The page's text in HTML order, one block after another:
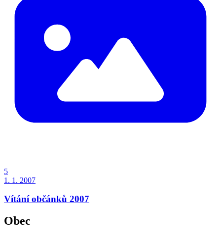
5
1. 1. 2007
Vítání občánků 2007
Obec